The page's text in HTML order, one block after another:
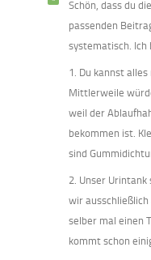
Schön, dass du
passenden
systematisch.
1. Du kannst
Mittlerweile
weil der
bekommen ist.
sind
2. Unser
wir
selber mal einen
kommt schon